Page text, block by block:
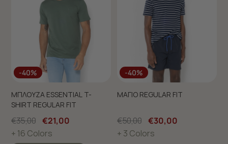
-40%
ΜΠΛΟΥΖΑ ESSENTIAL T-
SHIRT REGULAR FIT
€35,00 €21,00
+ 16 Colors
-40%
ΜΑΓΙΟ REGULAR FIT
€50,00 €30,00
+ 3 Colors